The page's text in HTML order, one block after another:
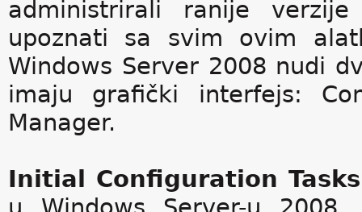
administrirali ranije
upoznati sa svim ovim
Windows Server 2008 nudi
imaju grafički interfejs:
Manager.
Initial Configuration